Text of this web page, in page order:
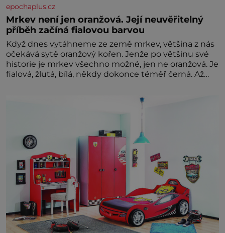
epochaplus.cz
Mrkev není jen oranžová. Její neuvěřitelný
příběh začíná fialovou barvou
Když dnes vytáhneme ze země mrkev, většina z nás
očekává sytě oranžový kořen. Jenže po většinu své
historie je mrkev všechno možné, jen ne oranžová. Je
fialová, žlutá, bílá, někdy dokonce téměř černá. Až
nedokážeme představit. Její příběh je